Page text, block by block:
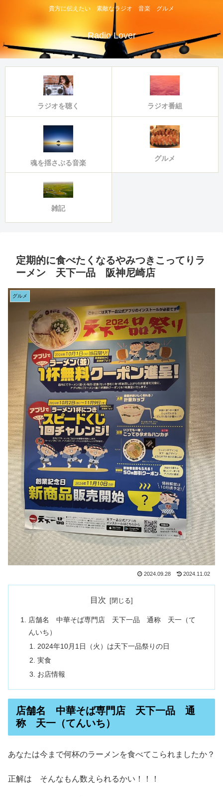
貴方に伝えたい 素敵なラジオ 音楽 グルメ
Radio Lover
ラジオを聴く ラジオ番組
魂を揺さぶる音楽
グルメ
雑記
定期的に食べたくなるやみつきこってりラ
ーメン 天下一品 阪神尼崎店
グルメ
2024.09.28 2024.11.02
目次
店舗名 中華そば専門店 天下一品 通称 天一（て
んいち）
2024年10月1日（火）は天下一品祭りの日
実食
お店情報
店舗名 中華そば専門店 天下一品 通
称 天一（てんいち）
あなたは今まで何杯のラーメンを食べてこられましたか？
正解は そんなもん数えられるかい！！！